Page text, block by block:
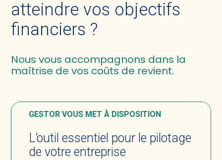
atteindre vos objectifs
financiers ?
Nous vous accompagnons dans la
maîtrise de vos coûts de revient.
GESTOR VOUS MET À DISPOSITION
L’outil essentiel pour le pilotage
de votre entreprise